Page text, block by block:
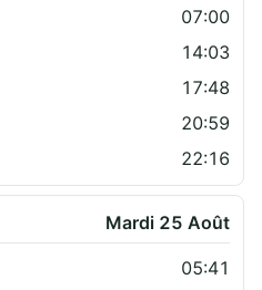
07:00
14:03
17:48
20:59
22:16
Mardi 25 Août
05:41